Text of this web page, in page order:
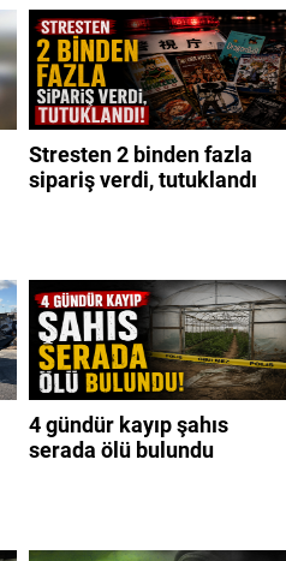
Stresten 2 binden fazla
sipariş verdi, tutuklandı
4 gündür kayıp şahıs
serada ölü bulundu